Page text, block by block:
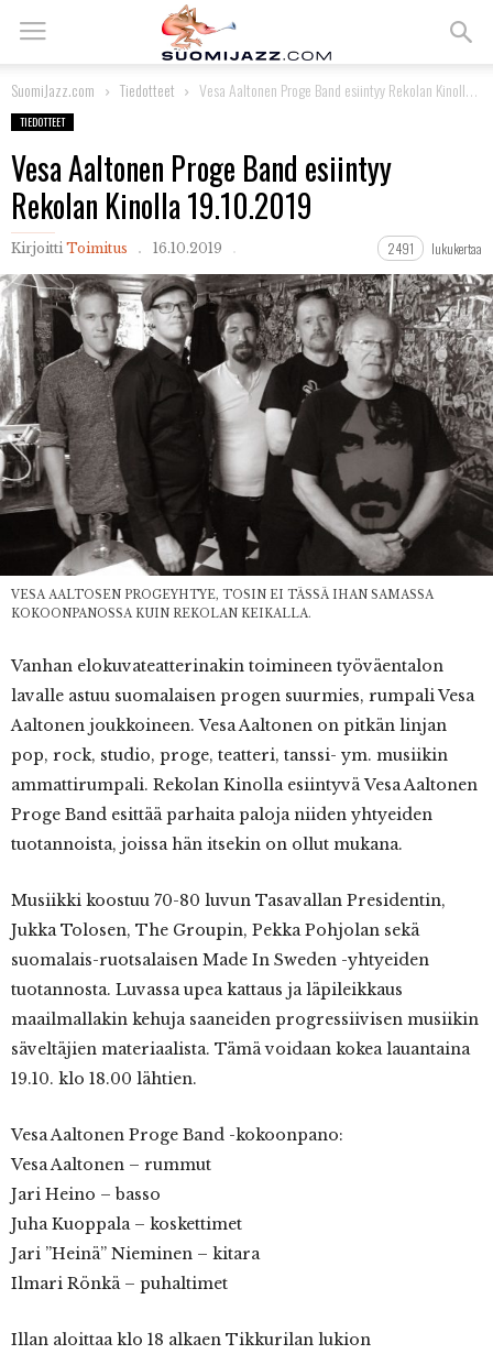
SuomiJazz.com Tiedotteet Vesa Aaltonen Proge Band esiintyy Rekolan Kinolla 19.10.2019
TIEDOTTEET
Vesa Aaltonen Proge Band esiintyy
Rekolan Kinolla 19.10.2019
Kirjoitti Toimitus 16.10.2019 2491 lukukertaa
VESA AALTOSEN PROGEYHTYE, TOSIN EI TÄSSÄ IHAN SAMASSA
KOKOONPANOSSA KUIN REKOLAN KEIKALLA.
Vanhan elokuvateatterinakin toimineen työväentalon
lavalle astuu suomalaisen progen suurmies, rumpali Vesa
Aaltonen joukkoineen. Vesa Aaltonen on pitkän linjan
pop, rock, studio, proge, teatteri, tanssi- ym. musiikin
ammattirumpali. Rekolan Kinolla esiintyvä Vesa Aaltonen
Proge Band esittää parhaita paloja niiden yhtyeiden
tuotannoista, joissa hän itsekin on ollut mukana.
Musiikki koostuu 70-80 luvun Tasavallan Presidentin,
Jukka Tolosen, The Groupin, Pekka Pohjolan sekä
suomalais-ruotsalaisen Made In Sweden -yhtyeiden
tuotannosta. Luvassa upea kattaus ja läpileikkaus
maailmallakin kehuja saaneiden progressiivisen musiikin
säveltäjien materiaalista. Tämä voidaan kokea lauantaina
19.10. klo 18.00 lähtien.
Vesa Aaltonen Proge Band -kokoonpano:
Vesa Aaltonen – rummut
Jari Heino – basso
Juha Kuoppala – koskettimet
Jari ”Heinä” Nieminen – kitara
Ilmari Rönkä – puhaltimet
Illan aloittaa klo 18 alkaen Tikkurilan lukion